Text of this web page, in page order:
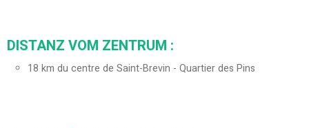
DISTANZ VOM ZENTRUM :
18 km du centre de Saint-Brevin - Quartier des Pins